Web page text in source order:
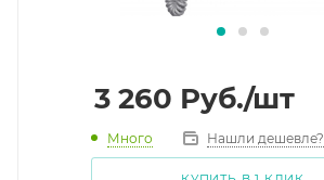
3 260 Руб./шт
Много Нашли дешевле?